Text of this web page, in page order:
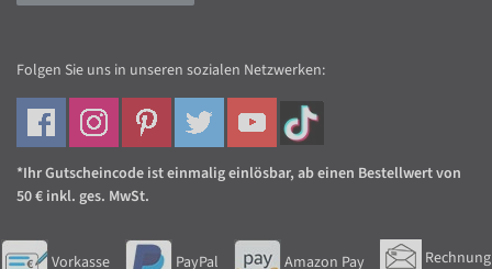
Folgen Sie uns in unseren sozialen Netzwerken:
*Ihr Gutscheincode ist einmalig einlösbar, ab einen Bestellwert von
50 € inkl. ges. MwSt.
Vorkasse PayPal Amazon Pay Rechnung